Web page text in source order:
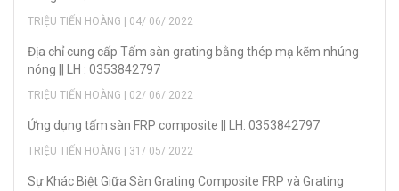
TRIỆU TIẾN HOÀNG | 04/ 06/ 2022
Địa chỉ cung cấp Tấm sàn grating bằng thép mạ kẽm nhúng
nóng || LH : 0353842797
TRIỆU TIẾN HOÀNG | 02/ 06/ 2022
Ứng dụng tấm sàn FRP composite || LH: 0353842797
TRIỆU TIẾN HOÀNG | 31/ 05/ 2022
Sự Khác Biệt Giữa Sàn Grating Composite FRP và Grating